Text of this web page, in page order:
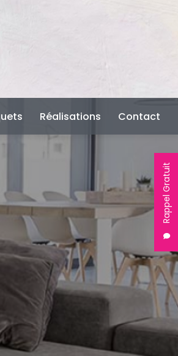
Rappel Gratuit
Réalisations Contact